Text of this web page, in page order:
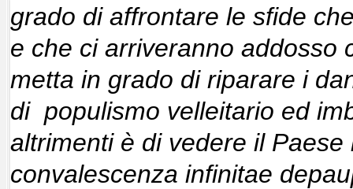
grado di affrontare le sfide
e che ci arriveranno addosso
metta in grado di riparare i
di populismo velleitario ed
altrimenti è di vedere il
convalescenza infinitae